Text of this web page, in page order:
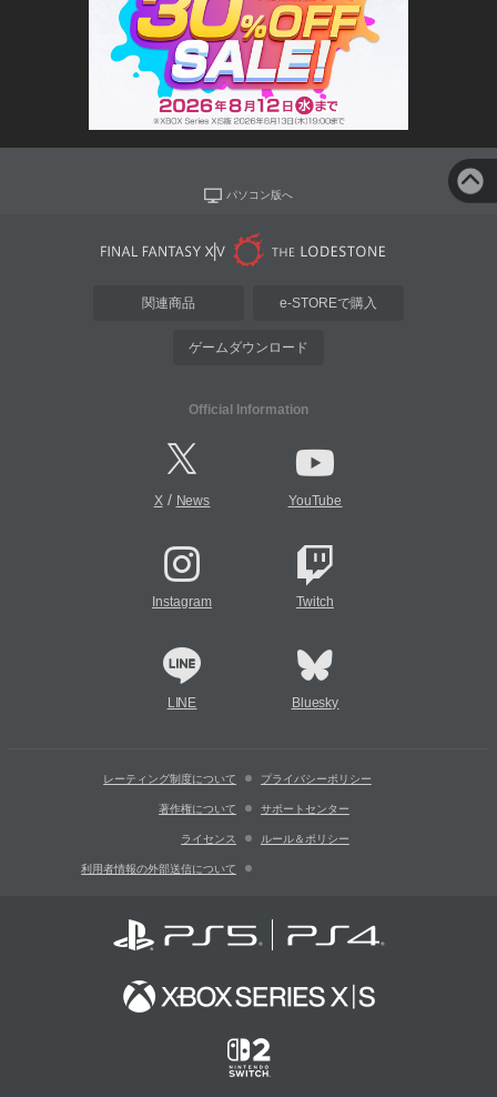
パソコン版へ
関連商品 e-STOREで購入
ゲームダウンロード
Official Information
X/ News YouTube
Instagram Twitch
LINE Bluesky
レーティング制度について プライバシーポリシー
著作権について サポートセンター
ライセンス ルール＆ポリシー
利用者情報の外部送信について